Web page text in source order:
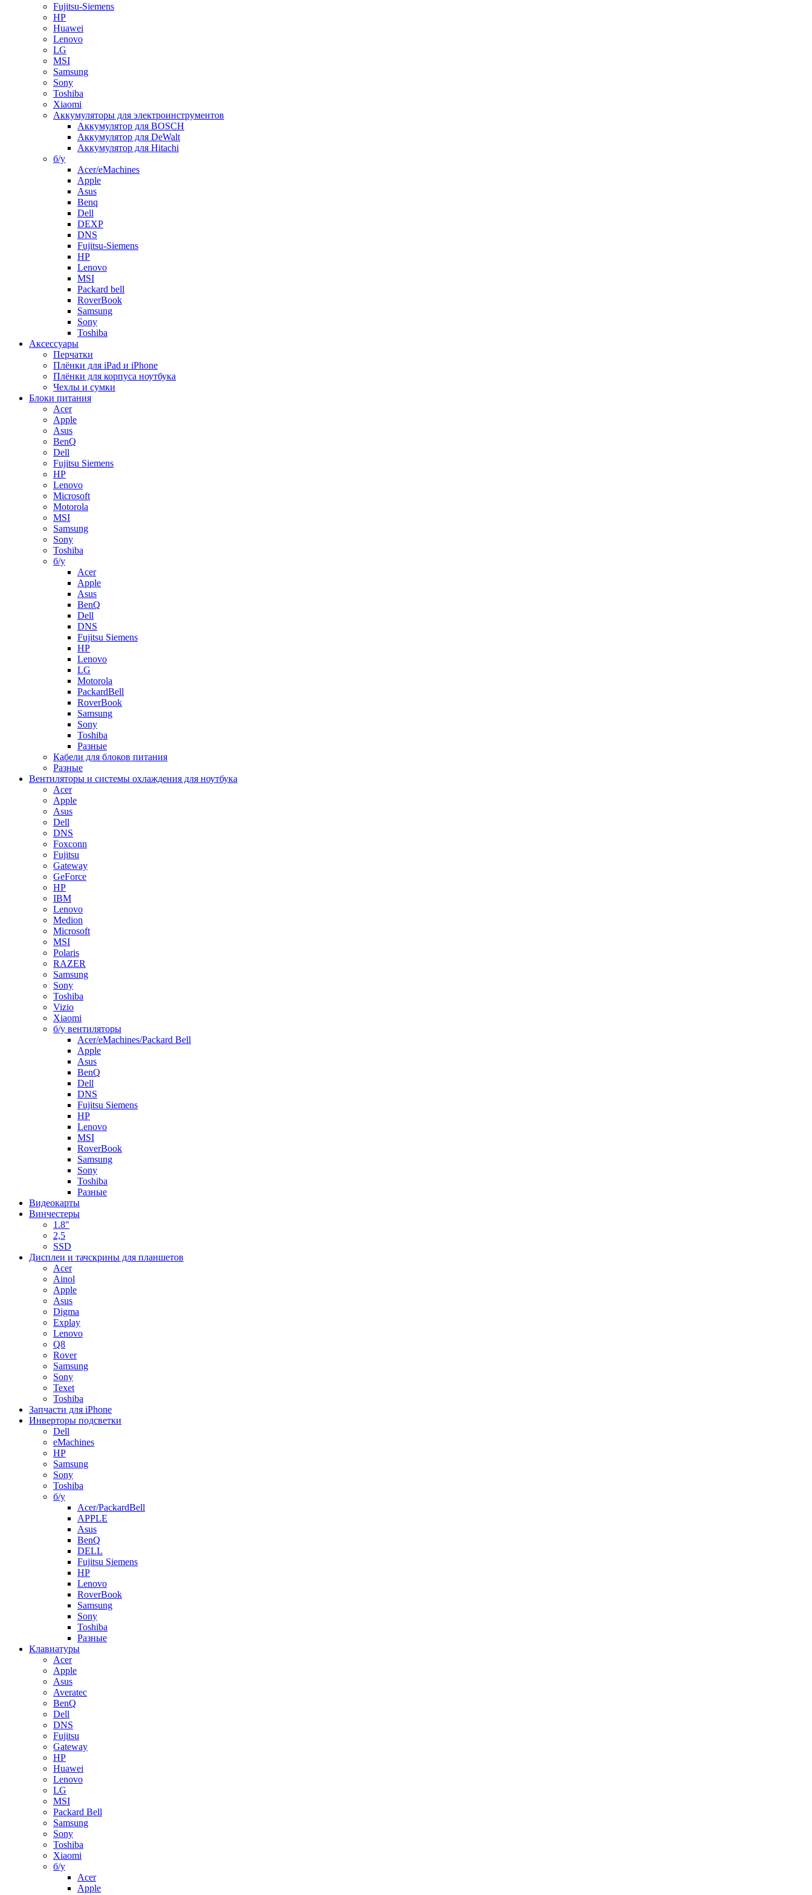
Fujitsu-Siemens
HP
Huawei
Lenovo
LG
MSI
Samsung
Sony
Toshiba
Xiaomi
Аккумуляторы для электроинструментов
Аккумулятор для BOSCH
Аккумулятор для DeWalt
Аккумулятор для Hitachi
б/у
Acer/eMachines
Apple
Asus
Benq
Dell
DEXP
DNS
Fujitsu-Siemens
HP
Lenovo
MSI
Packard bell
RoverBook
Samsung
Sony
Toshiba
Аксессуары
Перчатки
Плёнки для iPad и iPhone
Плёнки для корпуса ноутбука
Чехлы и сумки
Блоки питания
Acer
Apple
Asus
BenQ
Dell
Fujitsu Siemens
HP
Lenovo
Microsoft
Motorola
MSI
Samsung
Sony
Toshiba
б/у
Acer
Apple
Asus
BenQ
Dell
DNS
Fujitsu Siemens
HP
Lenovo
LG
Motorola
PackardBell
RoverBook
Samsung
Sony
Toshiba
Разные
Кабели для блоков питания
Разные
Вентиляторы и системы охлаждения для ноутбука
Acer
Apple
Asus
Dell
DNS
Foxconn
Fujitsu
Gateway
GeForce
HP
IBM
Lenovo
Medion
Microsoft
MSI
Polaris
RAZER
Samsung
Sony
Toshiba
Vizio
Xiaomi
б/у вентиляторы
Acer/eMachines/Packard Bell
Apple
Asus
BenQ
Dell
DNS
Fujitsu Siemens
HP
Lenovo
MSI
RoverBook
Samsung
Sony
Toshiba
Разные
Видеокарты
Винчестеры
1.8"
2,5
SSD
Дисплеи и тачскрины для планшетов
Acer
Ainol
Apple
Asus
Digma
Explay
Lenovo
Q8
Rover
Samsung
Sony
Texet
Toshiba
Запчасти для iPhone
Инверторы подсветки
Dell
eMachines
HP
Samsung
Sony
Toshiba
б/у
Acer/PackardBell
APPLE
Asus
BenQ
DELL
Fujitsu Siemens
HP
Lenovo
RoverBook
Samsung
Sony
Toshiba
Разные
Клавиатуры
Acer
Apple
Asus
Averatec
BenQ
Dell
DNS
Fujitsu
Gateway
HP
Huawei
Lenovo
LG
MSI
Packard Bell
Samsung
Sony
Toshiba
Xiaomi
б/у
Acer
Apple